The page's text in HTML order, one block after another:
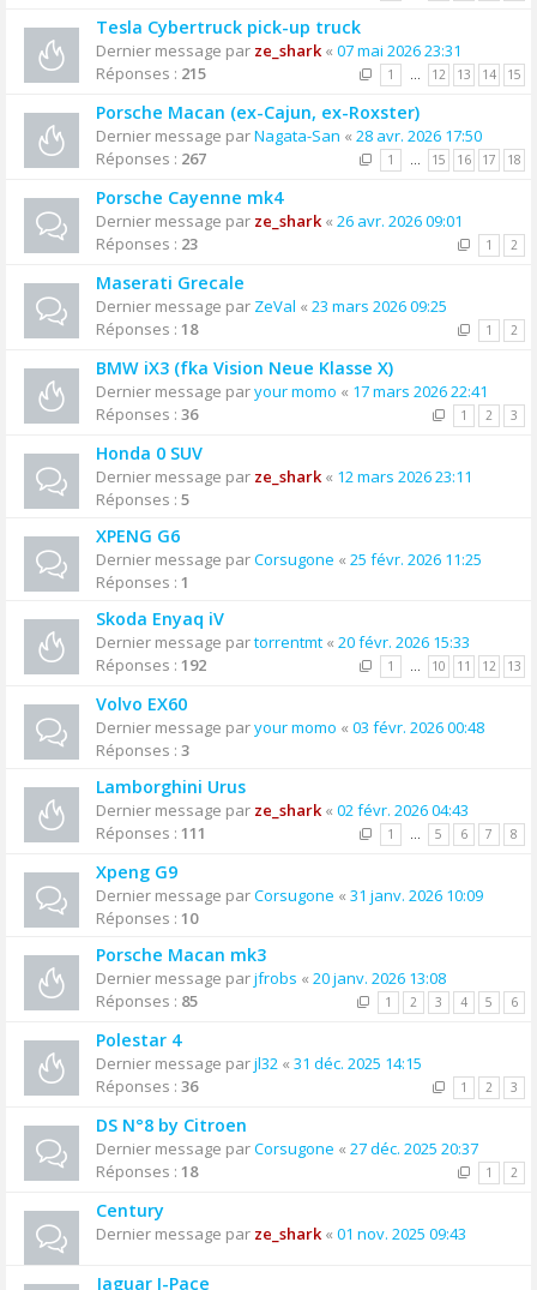
Tesla Cybertruck pick-up truck
Dernier message par ze_shark« 07 mai 2026 23:31
Réponses : 215 1 … 12 13 14 15
Porsche Macan (ex-Cajun, ex-Roxster)
Dernier message parNagata-San « 28 avr. 2026 17:50
Réponses : 267 1 … 15 16 17 18
Porsche Cayenne mk4
Dernier message par ze_shark« 26 avr. 2026 09:01
Réponses : 23 1 2
Maserati Grecale
Dernier message par ZeVal « 23 mars 2026 09:25
Réponses : 18 1 2
BMW iX3 (fka Vision Neue Klasse X)
Dernier message paryour momo « 17 mars 2026 22:41
Réponses : 36 1 2 3
Honda 0 SUV
Dernier message par ze_shark« 12 mars 2026 23:11
Réponses : 5
XPENG G6
Dernier message parCorsugone « 25 févr. 2026 11:25
Réponses : 1
Skoda Enyaq iV
Dernier message partorrentmt « 20 févr. 2026 15:33
Réponses : 192 1 … 10 11 12 13
Volvo EX60
Dernier message paryour momo « 03 févr. 2026 00:48
Réponses : 3
Lamborghini Urus
Dernier message par ze_shark« 02 févr. 2026 04:43
Réponses : 111 1 … 5 6 7 8
Xpeng G9
Dernier message parCorsugone « 31 janv. 2026 10:09
Réponses : 10
Porsche Macan mk3
Dernier message parjfrobs « 20 janv. 2026 13:08
Réponses : 85 1 2 3 4 5 6
Polestar 4
Dernier message parjl32 « 31 déc. 2025 14:15
Réponses : 36 1 2 3
DS N°8 by Citroen
Dernier message parCorsugone « 27 déc. 2025 20:37
Réponses : 18 1 2
Century
Dernier message par ze_shark« 01 nov. 2025 09:43
Jaguar I-Pace